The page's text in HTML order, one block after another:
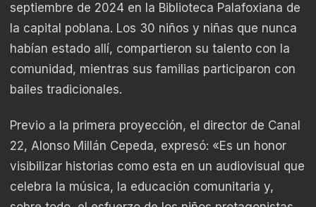
septiembre de 2024 en la Biblioteca Palafoxiana de
la capital poblana. Los 30 niños y niñas que nunca
habían estado allí, compartieron su talento con la
comunidad, mientras sus familias participaron con
bailes tradicionales.
Previo a la primera proyección, el director de Canal
22, Alonso Millán Cepeda, expresó: «Es un honor
visibilizar historias como esta en un audiovisual que
celebra la música, la educación comunitaria y,